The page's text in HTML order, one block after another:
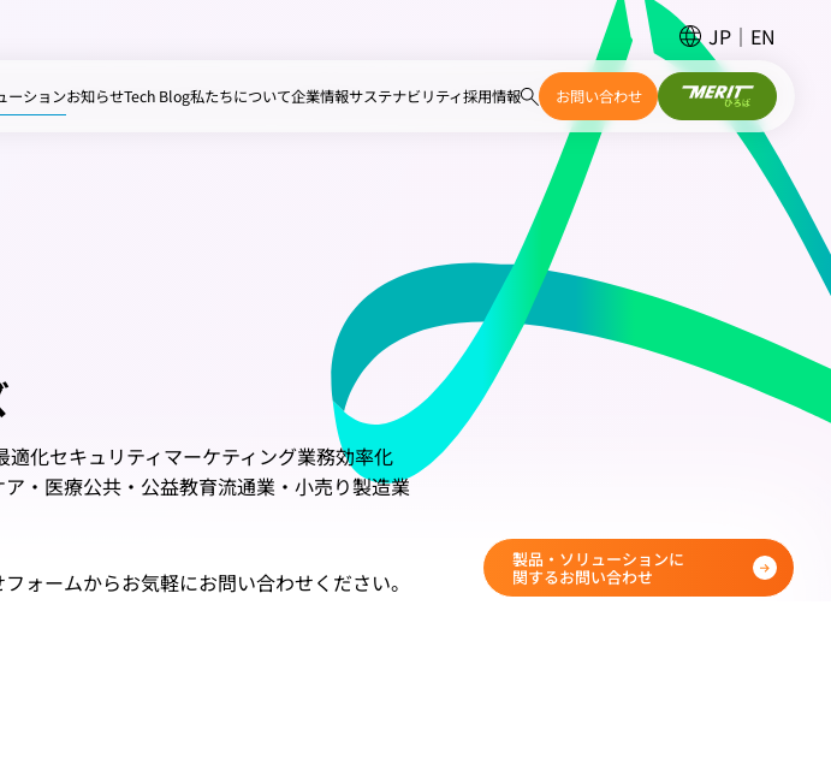
ーションお知らせTech Blog私たちについて企業情報サステナビリティ採用情報 お問い合わせ
JP EN
適化セキュリティマーケティング業務効率化
ア・医療公共・公益教育流通業・小売り製造業
ォームからお気軽にお問い合わせください。
製品・ソリューションに
関するお問い合わせ